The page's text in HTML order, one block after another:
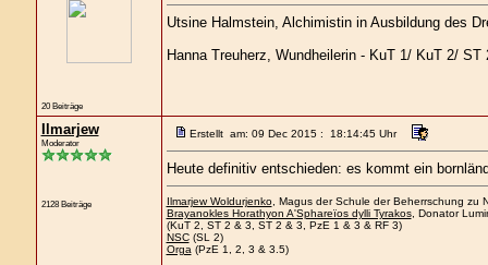
20 Beiträge
Utsine Halmstein, Alchimistin in Ausbildung des
Hanna Treuherz, Wundheilerin - KuT 1/ KuT 2/ ST
Ilmarjew
Moderator
2128 Beiträge
Erstellt am: 09 Dec 2015 : 18:14:45 Uhr
Heute definitiv entschieden: es kommt ein
Ilmarjew Woldurjenko, Magus der Schule der Beherrschung zu
Brayanokles Horathyon A'Sphareïos dylli Tyrakos, Donator
(KuT 2, ST 2 & 3, ST 2 & 3, PzE 1 & 3 & RF 3)
NSC(SL 2)
Orga (PzE 1, 2, 3 & 3.5)